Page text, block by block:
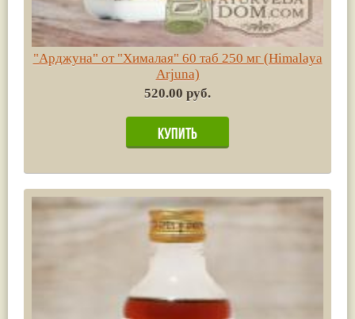
"Арджуна" от "Хималая" 60 таб 250 мг (Himalaya
Arjuna)
520.00 руб.